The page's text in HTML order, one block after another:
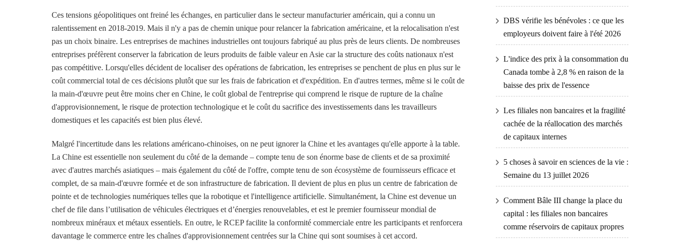
Ces tensions géopolitiques ont freiné les échanges, en particulier dans le secteur manufacturier américain, qui a connu un
ralentissement en 2018-2019. Mais il n'y a pas de chemin unique pour relancer la fabrication américaine, et la relocalisation n'est
pas un choix binaire. Les entreprises de machines industrielles ont toujours fabriqué au plus près de leurs clients. De nombreuses
entreprises préfèrent conserver la fabrication de leurs produits de faible valeur en Asie car la structure des coûts nationaux n'est
pas compétitive. Lorsqu'elles décident de localiser des opérations de fabrication, les entreprises se penchent de plus en plus sur le
coût commercial total de ces décisions plutôt que sur les frais de fabrication et d'expédition. En d'autres termes, même si le coût de
la main-d'œuvre peut être moins cher en Chine, le coût global de l'entreprise qui comprend le risque de rupture de la chaîne
d'approvisionnement, le risque de protection technologique et le coût du sacrifice des investissements dans les travailleurs
domestiques et les capacités est bien plus élevé.
Malgré l'incertitude dans les relations américano-chinoises, on ne peut ignorer la Chine et les avantages qu'elle apporte à la table.
La Chine est essentielle non seulement du côté de la demande – compte tenu de son énorme base de clients et de sa proximité
avec d'autres marchés asiatiques – mais également du côté de l'offre, compte tenu de son écosystème de fournisseurs efficace et
complet, de sa main-d'œuvre formée et de son infrastructure de fabrication. Il devient de plus en plus un centre de fabrication de
pointe et de technologies numériques telles que la robotique et l'intelligence artificielle. Simultanément, la Chine est devenue un
chef de file dans l’utilisation de véhicules électriques et d’énergies renouvelables, et est le premier fournisseur mondial de
nombreux minéraux et métaux essentiels. En outre, le RCEP facilite la conformité commerciale entre les participants et renforcera
davantage le commerce entre les chaînes d'approvisionnement centrées sur la Chine qui sont soumises à cet accord.
DBS vérifie les bénévoles : ce que les
employeurs doivent faire à l'été 2026
L'indice des prix à la consommation du
Canada tombe à 2,8 % en raison de la
baisse des prix de l'essence
Les filiales non bancaires et la fragilité
cachée de la réallocation des marchés
de capitaux internes
5 choses à savoir en sciences de la vie :
Semaine du 13 juillet 2026
Comment Bâle III change la place du
capital : les filiales non bancaires
comme réservoirs de capitaux propres